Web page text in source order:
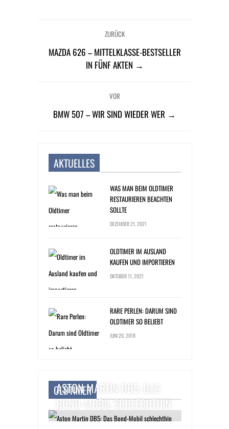
ZURÜCK
MAZDA 626 – MITTELKLASSE-BESTSELLER
IN FÜNF AKTEN →
VOR
BMW 507 – WIR SIND WIEDER WER →
AKTUELLES
WAS MAN BEIM OLDTIMER
RESTAURIEREN BEACHTEN
SOLLTE
DEZEMBER 21, 2021
OLDTIMER IM AUSLAND
KAUFEN UND IMPORTIEREN
OKTOBER 11, 2021
RARE PERLEN: DARUM SIND
OLDTIMER SO BELIEBT
JUNI 20, 2018
OLDTIMER
ASTON MARTIN DB5: DAS
BOND-MOBIL SCHLECHTHIN